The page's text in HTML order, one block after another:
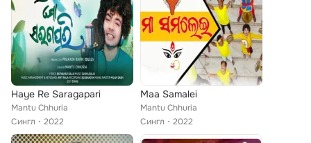
Haye Re Saragapari
Mantu Chhuria
Сингл
2022
Maa Samalei
Mantu Chhuria
Сингл
2022